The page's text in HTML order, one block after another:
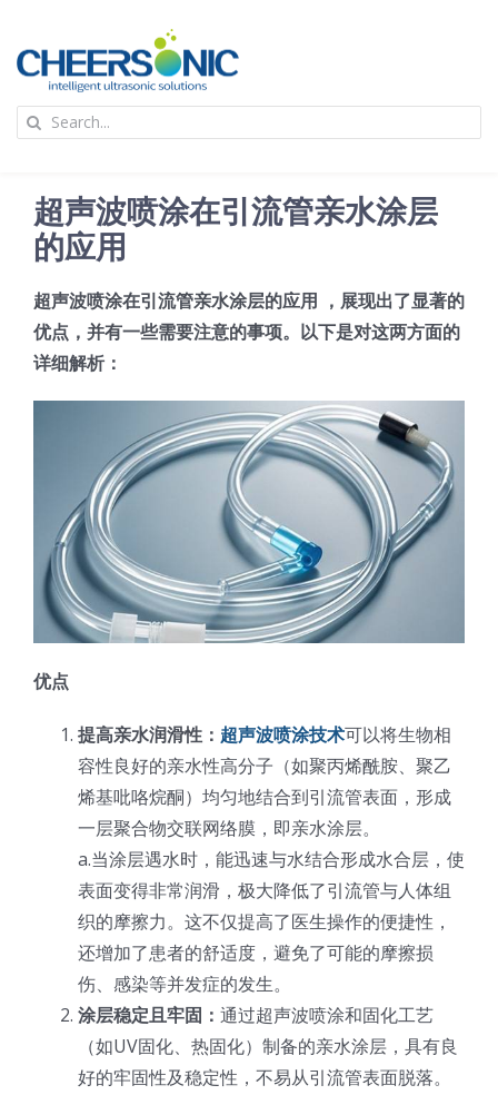
content
应用
超声波设备
技术及原理
氢能技术科普
光伏技术科普
锂电技术科普
半导体技术科普
医疗器械技术科普
粉体行业技术科普
超声波喷涂原理
喷涂的影响因素
超声波喷雾成型系统
联系我们
关于我们
中文
中文
ENGLISH
Search
超声波喷涂在引流管亲水涂层
的应用
超声波喷涂在引流管亲水涂层的应用 ，展现出了显著的
优点，并有一些需要注意的事项。以下是对这两方面的
详细解析：
优点
提高亲水润滑性： 超声波喷涂技术可以将生物相
容性良好的亲水性高分子（如聚丙烯酰胺、聚乙
烯基吡咯烷酮）均匀地结合到引流管表面，形成
一层聚合物交联网络膜，即亲水涂层。
a.当涂层遇水时，能迅速与水结合形成水合层，使
表面变得非常润滑，极大降低了引流管与人体组
织的摩擦力。这不仅提高了医生操作的便捷性，
还增加了患者的舒适度，避免了可能的摩擦损
伤、感染等并发症的发生。
涂层稳定且牢固： 通过超声波喷涂和固化工艺
（如UV固化、热固化）制备的亲水涂层，具有良
好的牢固性及稳定性，不易从引流管表面脱落。